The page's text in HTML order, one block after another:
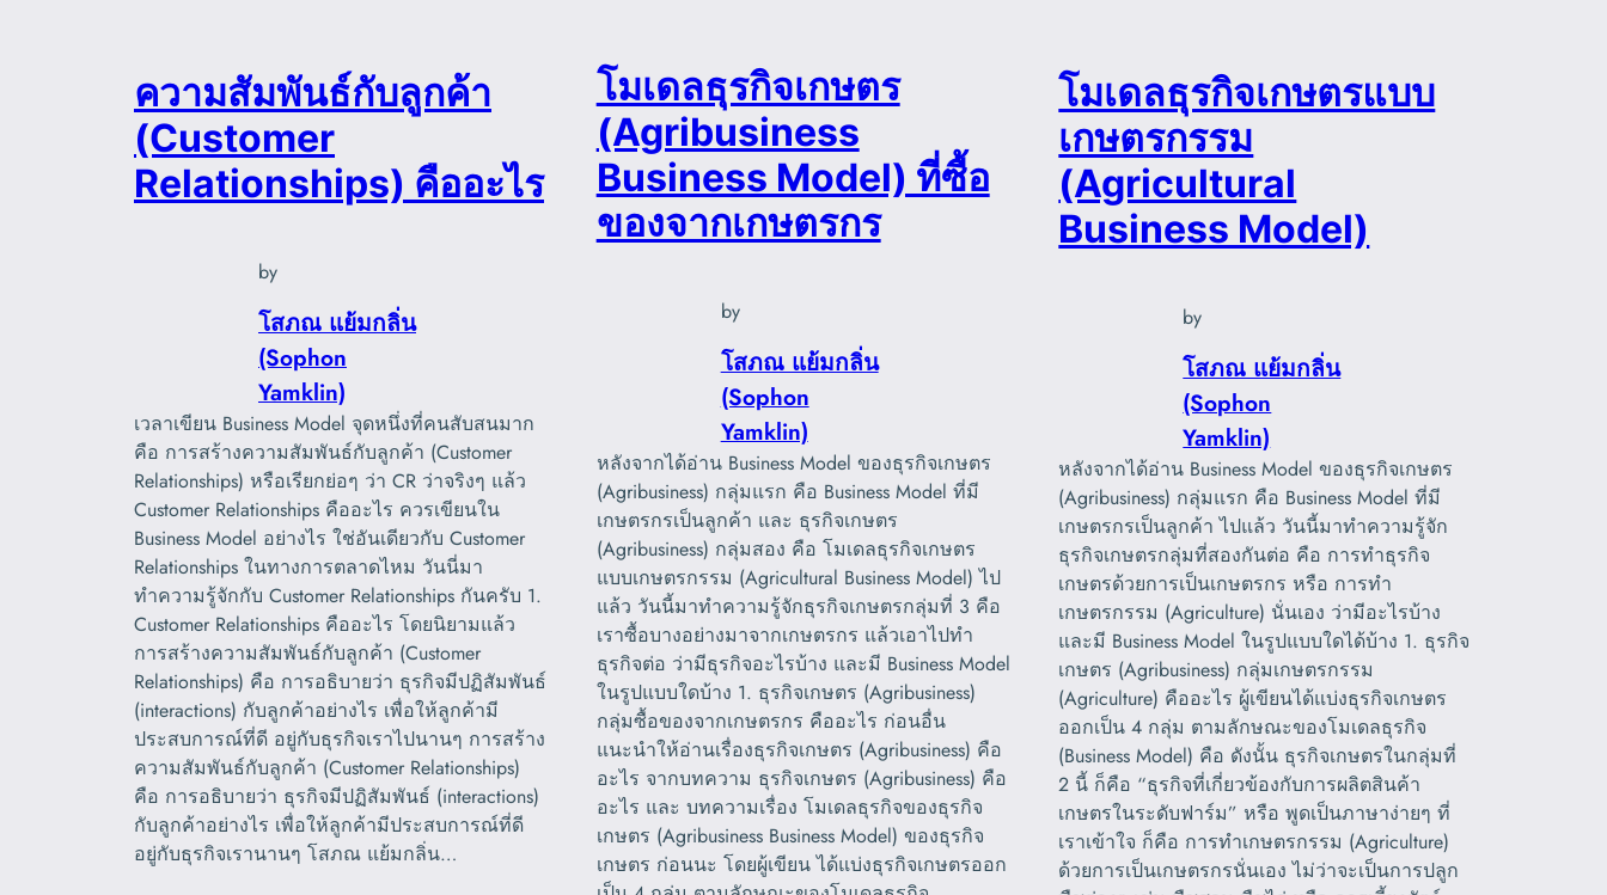
ความสัมพันธ์กับลูกค้า
(Customer
Relationships) คืออะไร
by
โสภณ แย้มกลิ่น
(Sophon
Yamklin)
เวลาเขียน Business Model จุดหนึ่งที่คนสับสนมาก
คือ การสร้างความสัมพันธ์กับลูกค้า (Customer
Relationships) หรือเรียกย่อๆ ว่า CR ว่าจริงๆ แล้ว
Customer Relationships คืออะไร ควรเขียนใน
Business Model อย่างไร ใช่อันเดียวกับ Customer
Relationships ในทางการตลาดไหม วันนี่มา
ทำความรู้จักกับ Customer Relationships กันครับ 1.
Customer Relationships คืออะไร โดยนิยามแล้ว
การสร้างความสัมพันธ์กับลูกค้า (Customer
Relationships) คือ การอธิบายว่า ธุรกิจมีปฏิสัมพันธ์
(interactions) กับลูกค้าอย่างไร เพื่อให้ลูกค้ามี
ประสบการณ์ที่ดี อยู่กับธุรกิจเราไปนานๆ การสร้าง
ความสัมพันธ์กับลูกค้า (Customer Relationships)
คือ การอธิบายว่า ธุรกิจมีปฏิสัมพันธ์ (interactions)
กับลูกค้าอย่างไร เพื่อให้ลูกค้ามีประสบการณ์ที่ดี
อยู่กับธุรกิจเรานานๆ โสภณ แย้มกลิ่น…
โมเดลธุรกิจเกษตร
(Agribusiness
Business Model) ที่ซื้อ
ของจากเกษตรกร
by
โสภณ แย้มกลิ่น
(Sophon
Yamklin)
หลังจากได้อ่าน Business Model ของธุรกิจเกษตร
(Agribusiness) กลุ่มแรก คือ Business Model ที่มี
เกษตรกรเป็นลูกค้า และ ธุรกิจเกษตร
(Agribusiness) กลุ่มสอง คือ โมเดลธุรกิจเกษตร
แบบเกษตรกรรม (Agricultural Business Model) ไป
แล้ว วันนี้มาทำความรู้จักธุรกิจเกษตรกลุ่มที่ 3 คือ
เราซื้อบางอย่างมาจากเกษตรกร แล้วเอาไปทำ
ธุรกิจต่อ ว่ามีธุรกิจอะไรบ้าง และมี Business Model
ในรูปแบบใดบ้าง 1. ธุรกิจเกษตร (Agribusiness)
กลุ่มซื้อของจากเกษตรกร คืออะไร ก่อนอื่น
แนะนำให้อ่านเรื่องธุรกิจเกษตร (Agribusiness) คือ
อะไร จากบทความ ธุรกิจเกษตร (Agribusiness) คือ
อะไร และ บทความเรื่อง โมเดลธุรกิจของธุรกิจ
เกษตร (Agribusiness Business Model) ของธุรกิจ
เกษตร ก่อนนะ โดยผู้เขียน ได้แบ่งธุรกิจเกษตรออก
โมเดลธุรกิจเกษตรแบบ
เกษตรกรรม
(Agricultural
Business Model)
by
โสภณ แย้มกลิ่น
(Sophon
Yamklin)
หลังจากได้อ่าน Business Model ของธุรกิจเกษตร
(Agribusiness) กลุ่มแรก คือ Business Model ที่มี
เกษตรกรเป็นลูกค้า ไปแล้ว วันนี้มาทำความรู้จัก
ธุรกิจเกษตรกลุ่มที่สองกันต่อ คือ การทำธุรกิจ
เกษตรด้วยการเป็นเกษตรกร หรือ การทำ
เกษตรกรรม (Agriculture) นั่นเอง ว่ามีอะไรบ้าง
และมี Business Model ในรูปแบบใดได้บ้าง 1. ธุรกิจ
เกษตร (Agribusiness) กลุ่มเกษตรกรรม
(Agriculture) คืออะไร ผู้เขียนได้แบ่งธุรกิจเกษตร
ออกเป็น 4 กลุ่ม ตามลักษณะของโมเดลธุรกิจ
(Business Model) คือ ดังนั้น ธุรกิจเกษตรในกลุ่มที่
2 นี้ ก็คือ “ธุรกิจที่เกี่ยวข้องกับการผลิตสินค้า
เกษตรในระดับฟาร์ม” หรือ พูดเป็นภาษาง่ายๆ ที่
เราเข้าใจ ก็คือ การทำเกษตรกรรม (Agriculture)
ด้วยการเป็นเกษตรกรนั่นเอง ไม่ว่าจะเป็นการปลูก